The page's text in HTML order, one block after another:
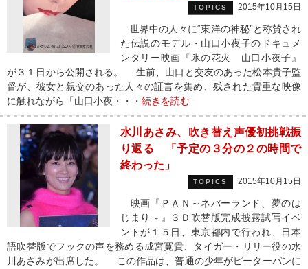
TOPICS 2015年10月15日
世界中の人々に“東洋の神秘”と称賛され
た伝説のモデル・山口小夜子のドキュメ
ンタリー映画『氷の花火 山口小夜子』
が３１日から公開される。 生前、山口と交友のあった松本貴子監
督が、彼女と親交のあった人々の証言を集め、残された貴重な映像
に触れながら「山口小夜・・・ 続きを読む
水川あさみ、吹き替え声優初挑戦振
り返る 「予定の３分の２の時間で
終わった」
TOPICS 2015年10月15日
映画『ＰＡＮ～ネバーランド、夢のは
じまり～』３Ｄ吹替版完成披露試写イベ
ントが１５日、東京都内で行われ、日本
語吹替版でフックの声を務める成宮寛貴、タイガー・リリー役の水
川あさみが出席した。 この作品は、普通の少年がピーターパンに